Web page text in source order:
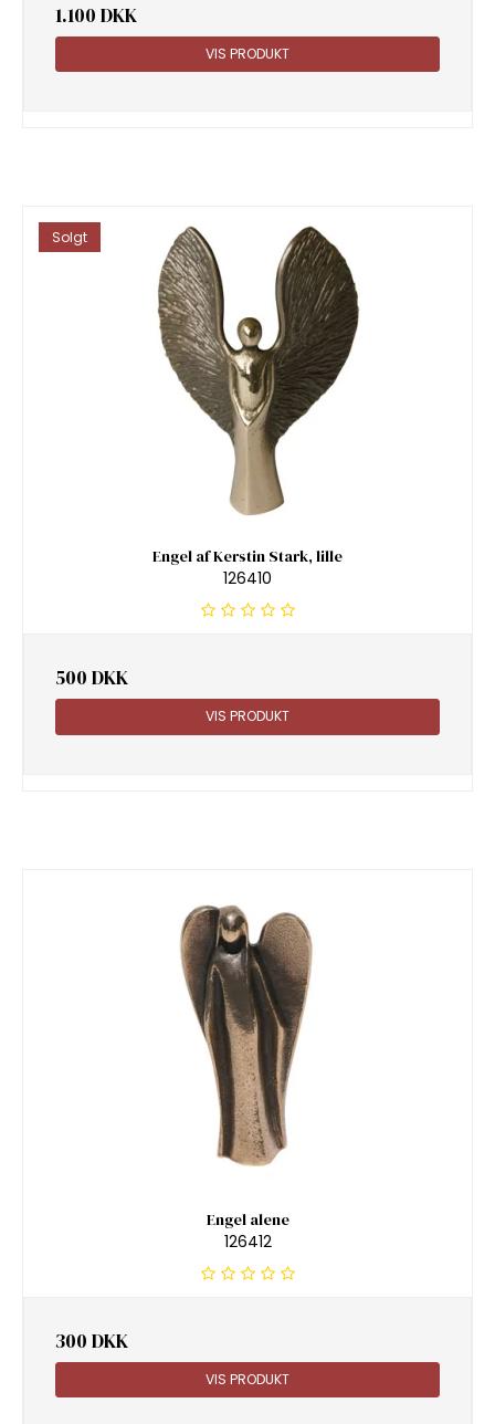
1.100 DKK
VIS PRODUKT
Solgt
Engel af Kerstin Stark, lille
126410
500 DKK
VIS PRODUKT
Engel alene
126412
300 DKK
VIS PRODUKT